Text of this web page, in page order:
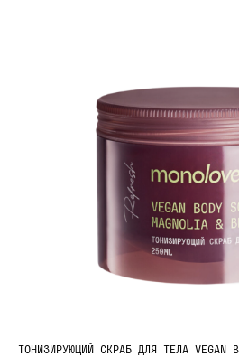
ТОНИЗИРУЮЩИЙ СКРАБ ДЛЯ ТЕЛА VEGAN
115408, г. Москва, вн.тер.г.
округ Братеево, ул. Борисовские
34, к. 1, помещ. 2/1
+7(495) 723-51-73